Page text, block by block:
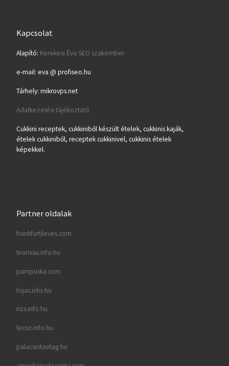
Kapcsolat
Alapító: Kerekesi Éva SEO szakember
e-mail: eva @ profiseo.hu
Tárhely: mikrovps.net
Adatkezelési tájékoztató
Cukkini receptek, cukkiniből készült ételek, cukkinis kaják,
ételek cukkiniből, receptek cukkinivel, cukkinis ételek
képekkel.
Partner oldalak
frankfurtileves.com
tiramisu.info.hu
pampuska.com
tojas.info.hu
rizs.info.hu
lecso.info.hu
palacsintavilag.hu